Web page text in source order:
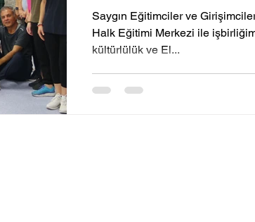
Saygın Eğitimciler ve
Halk Eğitimi Merkezi ile
kültürlülük ve El...